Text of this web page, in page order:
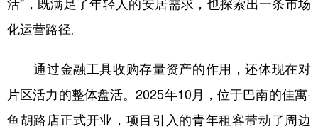
化运营路径。
通过金融工具收购存量资产的作用，还体现在对
片区活力的整体盘活。2025年10月，位于巴南的佳寓·
鱼胡路店正式开业，项目引入的青年租客带动了周边